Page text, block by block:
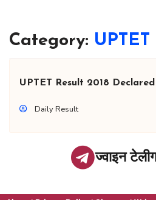
Category:
UPTET Result 2018 Declared
Daily Result
ज्वाइन